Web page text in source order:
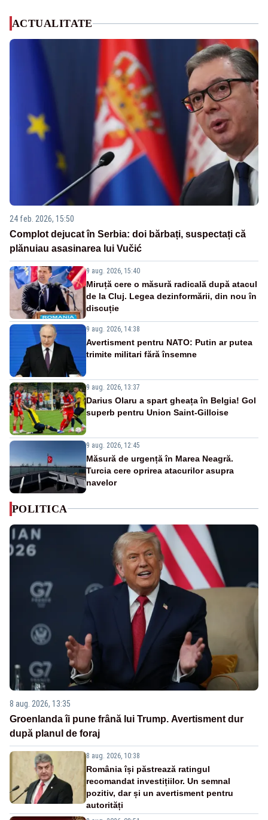
ACTUALITATE
24 feb. 2026, 15:50
Complot dejucat în Serbia: doi bărbați, suspectați că
plănuiau asasinarea lui Vučić
9 aug. 2026, 15:40
Miruță cere o măsură radicală după atacul
de la Cluj. Legea dezinformării, din nou în
discuție
9 aug. 2026, 14:38
Avertisment pentru NATO: Putin ar putea
trimite militari fără însemne
9 aug. 2026, 13:37
Darius Olaru a spart gheața în Belgia! Gol
superb pentru Union Saint-Gilloise
9 aug. 2026, 12:45
Măsură de urgență în Marea Neagră.
Turcia cere oprirea atacurilor asupra
navelor
POLITICA
8 aug. 2026, 13:35
Groenlanda îi pune frână lui Trump. Avertisment dur
după planul de foraj
8 aug. 2026, 10:38
România își păstrează ratingul
recomandat investițiilor. Un semnal
pozitiv, dar și un avertisment pentru
autorități